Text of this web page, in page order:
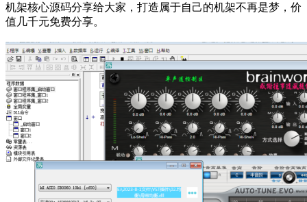
机架核心源码分享给大家， 打造属于自己的机架不再是梦，价
值几千元免费分享。